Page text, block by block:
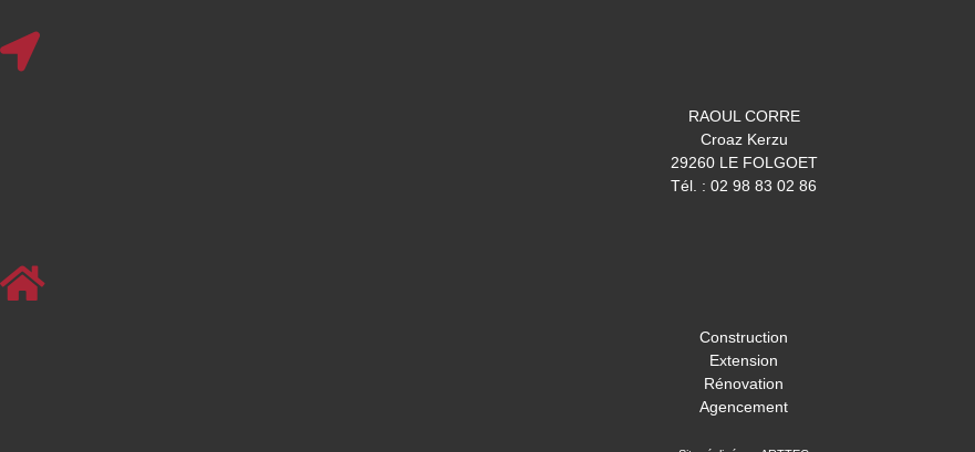
RAOUL CORRE
Croaz Kerzu
29260 LE FOLGOET
Tél. : 02 98 83 02 86
Construction
Extension
Rénovation
Agencement